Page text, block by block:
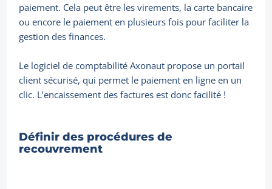
paiement. Cela peut être les virements, la carte bancaire
ou encore le paiement en plusieurs fois pour faciliter la
gestion des finances.
Le logiciel de comptabilité Axonaut propose un portail
client sécurisé, qui permet le paiement en ligne en un
clic. L’encaissement des factures est donc facilité !
Définir des procédures de
recouvrement